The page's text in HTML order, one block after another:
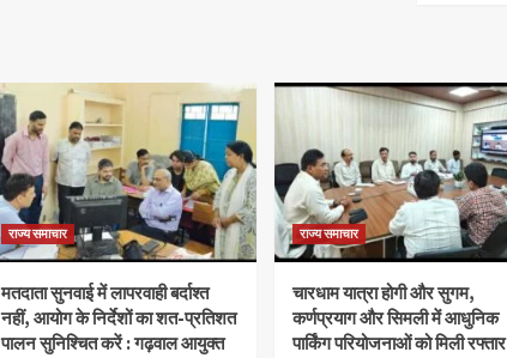
राज्य समाचार
मतदाता सुनवाई में लापरवाही बर्दाश्त
नहीं, आयोग के निर्देशों का शत-प्रतिशत
पालन सुनिश्चित करें : गढ़वाल आयुक्त
राज्य समाचार
चारधाम यात्रा होगी और सुगम,
कर्णप्रयाग और सिमली में आधुनिक
पार्किंग परियोजनाओं को मिली रफ्तार